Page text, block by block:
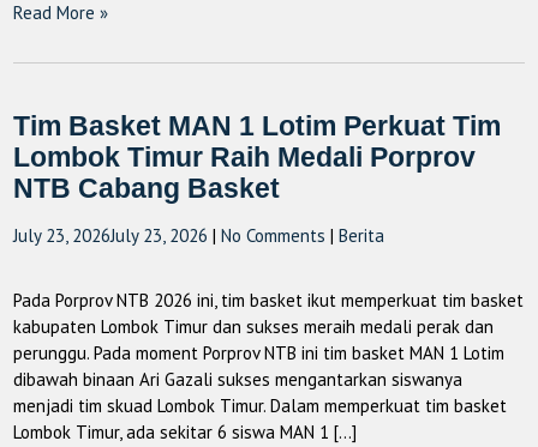
Read More »
Tim Basket MAN 1 Lotim Perkuat Tim
Lombok Timur Raih Medali Porprov
NTB Cabang Basket
July 23, 2026July 23, 2026 |No Comments |Berita
Pada Porprov NTB 2026 ini, tim basket ikut memperkuat tim basket
kabupaten Lombok Timur dan sukses meraih medali perak dan
perunggu. Pada moment Porprov NTB ini tim basket MAN 1 Lotim
dibawah binaan Ari Gazali sukses mengantarkan siswanya
menjadi tim skuad Lombok Timur. Dalam memperkuat tim basket
Lombok Timur, ada sekitar 6 siswa MAN 1 […]